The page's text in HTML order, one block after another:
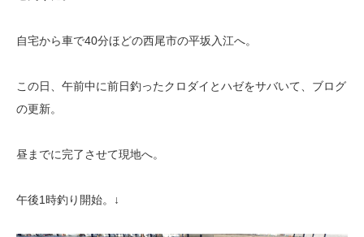
自宅から車で40分ほどの西尾市の平坂入江へ。
この日、午前中に前日釣ったクロダイとハゼをサバいて、ブログ
の更新。
昼までに完了させて現地へ。
午後1時釣り開始。↓